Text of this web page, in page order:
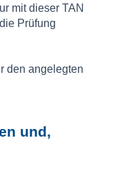
und,
mit dieser TAN
Prüfung
den angelegten